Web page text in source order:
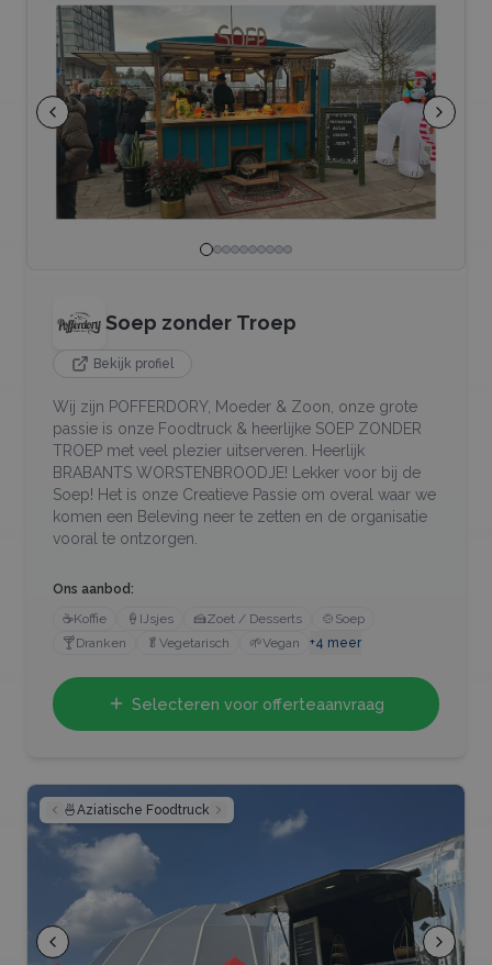
Soep zonder Troep
Bekijk profiel
Wij zijn POFFERDORY, Moeder & Zoon, onze grote
passie is onze Foodtruck & heerlijke SOEP ZONDER
TROEP met veel plezier uitserveren. Heerlijk
BRABANTS WORSTENBROODJE! Lekker voor bij de
Soep! Het is onze Creatieve Passie om overal waar we
komen een Beleving neer te zetten en de organisatie
vooral te ontzorgen.
Ons aanbod:
☕Koffie 🍦 IJsjes 🍰Zoet / Desserts 🍲 Soep
🍸Dranken 🥬 Vegetarisch 🌱Vegan +4 meer
Selecteren voor offerteaanvraag
🍜Aziatische Foodtruck